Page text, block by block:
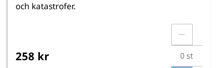
och katastrofer.
258 kr